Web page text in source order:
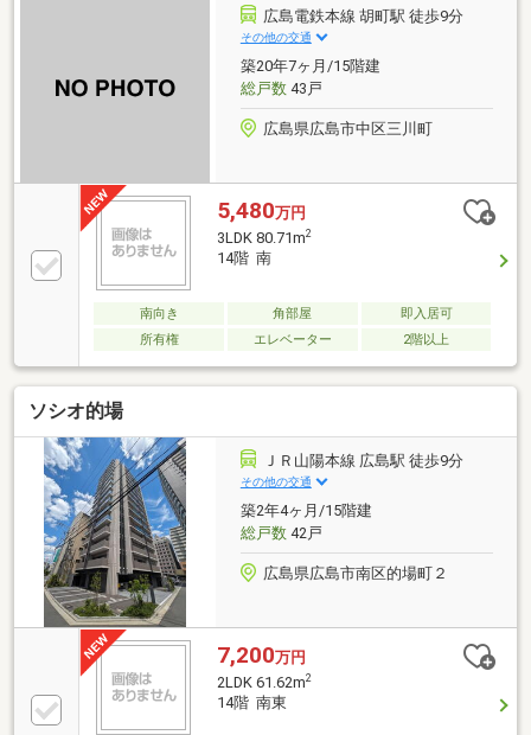
全周プレミアムパネル◎タッチキー◆こんなこともで
きます！・様々な住宅ローンプランニング（おまとめ
ローン等）・住宅ローン事前審査一括申込・税理士・
司法書士個別相談・ファイナンシャルプランナー個別
相談
広島電鉄本線 胡町駅 徒歩9分
その他の交通
築20年7ヶ月/15階建
総戸数43戸
広島県広島市中区三川町
5,480万円
3LDK 80.71m2
14階 南
南向き 角部屋
即入居可
所有権
エレベーター 2階以上
ソシオ的場
ＪＲ山陽本線 広島駅 徒歩9分
その他の交通
築2年4ヶ月/15階建
総戸数42戸
広島県広島市南区的場町２
7,200万円
2LDK 61.62m2
14階 南東